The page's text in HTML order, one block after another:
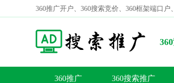
360推广开户、360搜索竞价、360框架端口
360推广 360搜索推广
如何收费?